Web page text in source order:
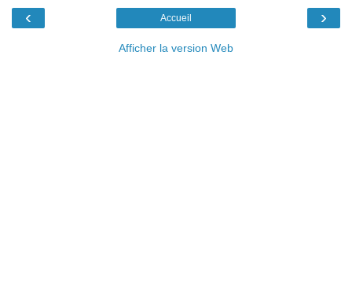
‹ ›
Accueil
Afficher la version Web